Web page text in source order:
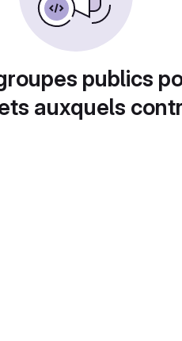
publics
auxquels